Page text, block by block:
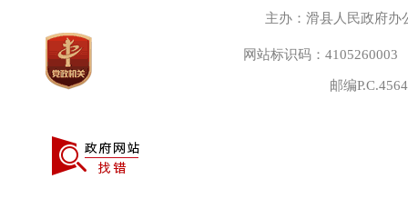
主办：滑县人民政府办
网站标识码：4105260003
邮编